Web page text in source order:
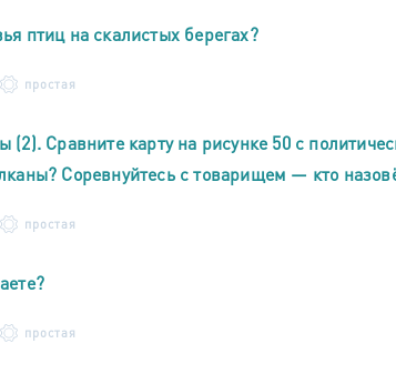
птиц на скалистых берегах?
простая
Сравните карту на рисунке 50 с
Соревнуйтесь с товарищем — кто
простая
простая